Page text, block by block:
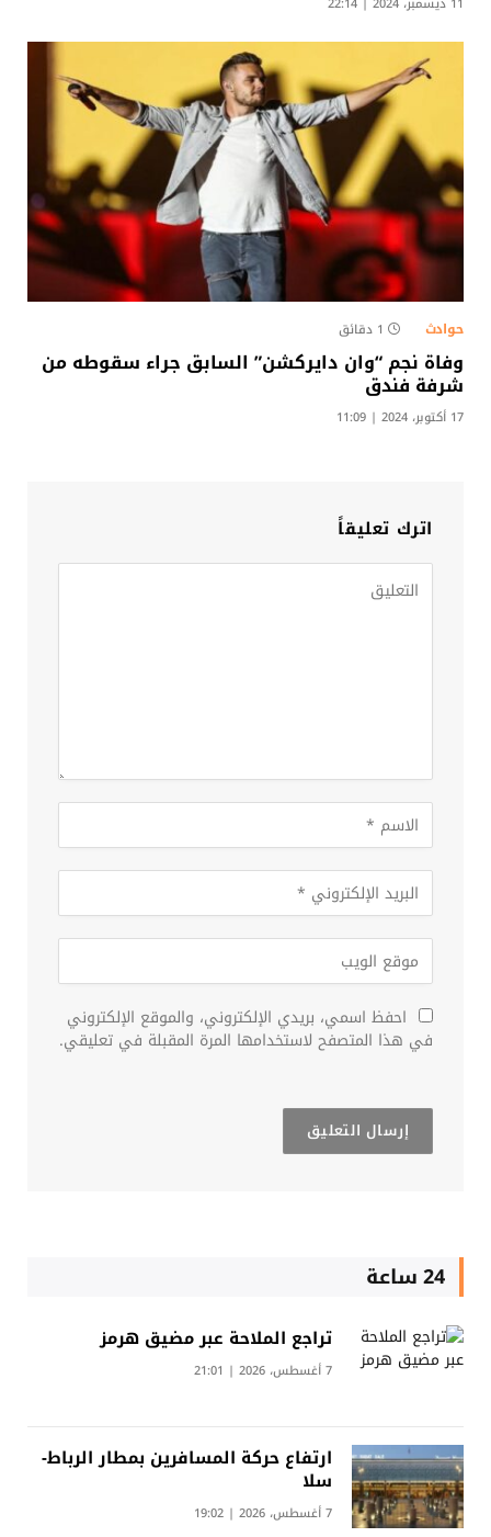
حوادث 1 دقائق
وفاة نجم “وان دايركشن” السابق جراء سقوطه من
شرفة فندق
17 أكتوبر، 2024 | 11:09
اترك تعليقاً
احفظ اسمي، بريدي الإلكتروني، والموقع الإلكتروني
في هذا المتصفح لاستخدامها المرة المقبلة في تعليقي.
24 ساعة
تراجع الملاحة عبر مضيق هرمز
7 أغسطس، 2026 | 21:01
ارتفاع حركة المسافرين بمطار الرباط-
سلا
7 أغسطس، 2026 | 19:02